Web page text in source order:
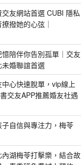
友網站首選 CUBI 隱私
撥她的心弦｜
陪伴你告別孤單｜交友
婚聯誼首選
心快速脫單，vip線上
交友APP推薦婚友社遇
自信與專注力，梅苓
湖梅苓打擊樂，結合故